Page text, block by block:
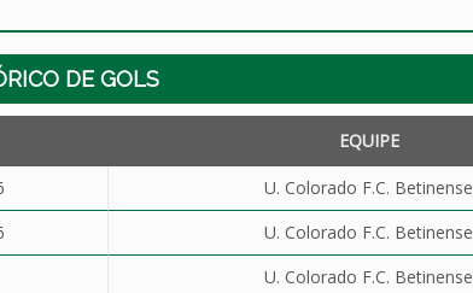
DE GOLS
EQUIPE
U. Colorado F.C. Betinense
U. Colorado F.C. Betinense
U. Colorado F.C. Betinense